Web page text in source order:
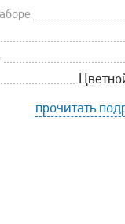
прочитать